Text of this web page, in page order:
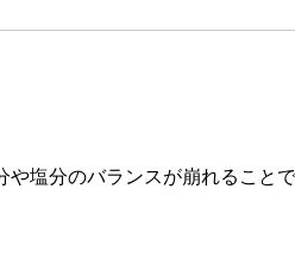
や塩分のバランスが崩れることで